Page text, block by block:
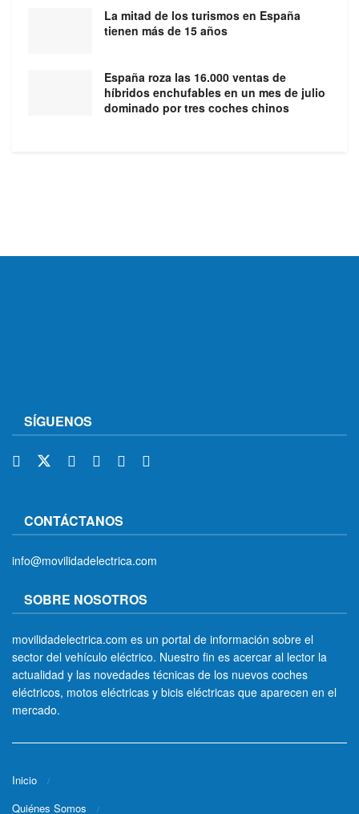
La mitad de los turismos en España
tienen más de 15 años
España roza las 16.000 ventas de
híbridos enchufables en un mes de julio
dominado por tres coches chinos
SÍGUENOS
CONTÁCTANOS
info@movilidadelectrica.com
SOBRE NOSOTROS
movilidadelectrica.com es un portal de información sobre el
sector del vehículo eléctrico. Nuestro fin es acercar al lector la
actualidad y las novedades técnicas de los nuevos coches
eléctricos, motos eléctricas y bicis eléctricas que aparecen en el
mercado.
Inicio
Quiénes Somos